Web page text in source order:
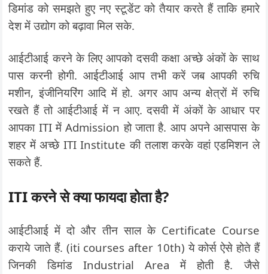
डिमांड को समझते हुए नए स्टूडेंट को तैयार करते हैं ताकि हमारे
देश में उद्योग को बढ़ावा मिल सके.
आईटीआई करने के लिए आपको दसवी कक्षा अच्छे अंकों के साथ
पास करनी होगी. आईटीआई आप तभी करें जब आपकी रुचि
मशीन, इंजीनियरिंग आदि में हो. अगर आप अन्य क्षेत्रों में रुचि
रखते हैं तो आईटीआई में न आए. दसवी में अंकों के आधार पर
आपका ITI में Admission हो जाता है. आप अपने आसपास के
शहर में अच्छे ITI Institute की तलाश करके वहां एडमिशन ले
सकते हैं.
ITI करने से क्या फायदा होता है?
आईटीआई में दो और तीन साल के Certificate Course
कराये जाते हैं. (iti courses after 10th) ये कोर्स ऐसे होते हैं
जिनकी डिमांड Industrial Area में होती है. जैसे